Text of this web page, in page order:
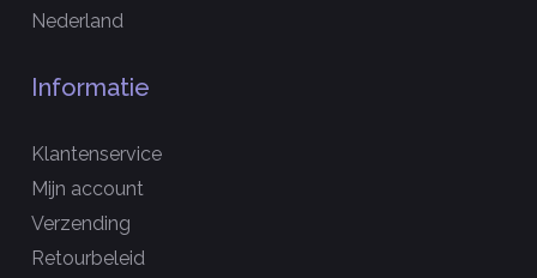
Nederland
Informatie
Klantenservice
Mijn account
Verzending
Retourbeleid